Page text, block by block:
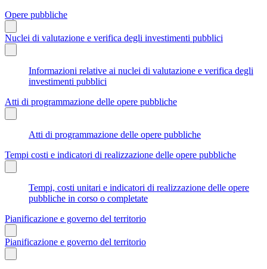
Opere pubbliche
Nuclei di valutazione e verifica degli investimenti pubblici
Informazioni relative ai nuclei di valutazione e verifica degli
investimenti pubblici
Atti di programmazione delle opere pubbliche
Atti di programmazione delle opere pubbliche
Tempi costi e indicatori di realizzazione delle opere pubbliche
Tempi, costi unitari e indicatori di realizzazione delle opere
pubbliche in corso o completate
Pianificazione e governo del territorio
Pianificazione e governo del territorio